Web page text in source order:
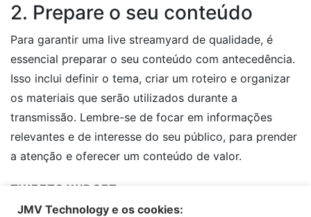
2. Prepare o seu conteúdo
Para garantir uma live streamyard de qualidade, é
essencial preparar o seu conteúdo com antecedência.
Isso inclui definir o tema, criar um roteiro e organizar
os materiais que serão utilizados durante a
transmissão. Lembre-se de focar em informações
relevantes e de interesse do seu público, para prender
a atenção e oferecer um conteúdo de valor.
TWEETS WIDGET
JMV Technology e os cookies: